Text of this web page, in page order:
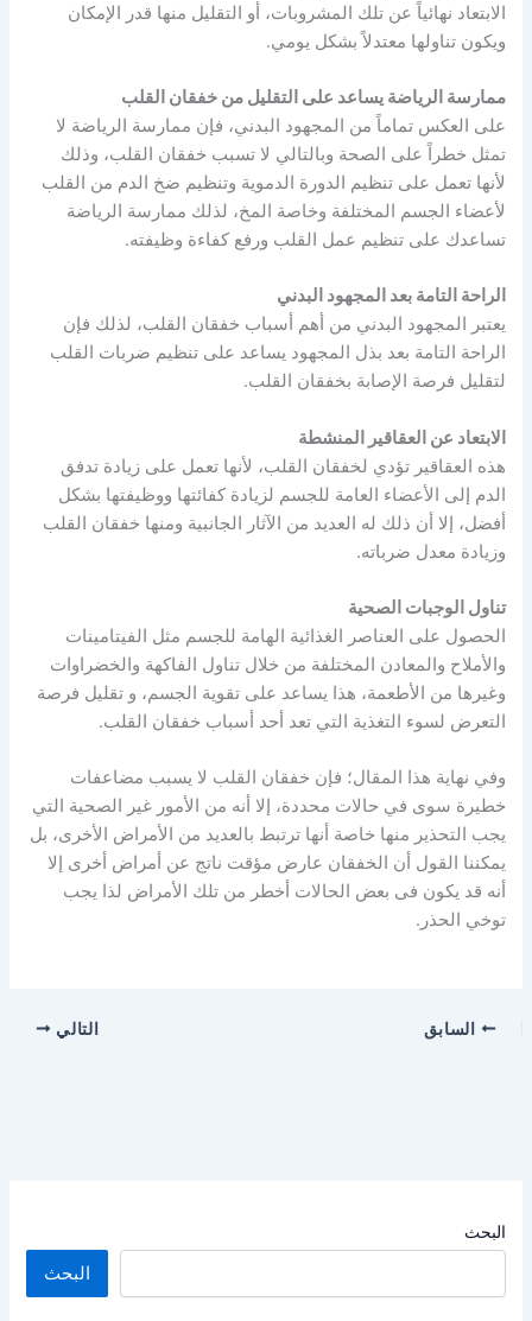
البحث
البحث
الابتعاد نهائياً عن تلك المشروبات، أو التقليل منها قدر الإمكان
ويكون تناولها معتدلاً بشكل يومي.
ممارسة الرياضة يساعد على التقليل من خفقان القلب
على العكس تماماً من المجهود البدني، فإن ممارسة الرياضة لا
تمثل خطراً على الصحة وبالتالي لا تسبب خفقان القلب، وذلك
لأنها تعمل على تنظيم الدورة الدموية وتنظيم ضخ الدم من القلب
لأعضاء الجسم المختلفة وخاصة المخ، لذلك ممارسة الرياضة
تساعدك على تنظيم عمل القلب ورفع كفاءة وظيفته.
الراحة التامة بعد المجهود البدني
يعتبر المجهود البدني من أهم أسباب خفقان القلب، لذلك فإن
الراحة التامة بعد بذل المجهود يساعد على تنظيم ضربات القلب
لتقليل فرصة الإصابة بخفقان القلب.
الابتعاد عن العقاقير المنشطة
هذه العقاقير تؤدي لخفقان القلب، لأنها تعمل على زيادة تدفق
الدم إلى الأعضاء العامة للجسم لزيادة كفائتها ووظيفتها بشكل
أفضل، إلا أن ذلك له العديد من الآثار الجانبية ومنها خفقان القلب
وزيادة معدل ضرباته.
تناول الوجبات الصحية
الحصول على العناصر الغذائية الهامة للجسم مثل الفيتامينات
والأملاح والمعادن المختلفة من خلال تناول الفاكهة والخضراوات
وغيرها من الأطعمة، هذا يساعد على تقوية الجسم، و تقليل فرصة
التعرض لسوء التغذية التي تعد أحد أسباب خفقان القلب.
وفي نهاية هذا المقال؛ فإن خفقان القلب لا يسبب مضاعفات
خطيرة سوى في حالات محددة، إلا أنه من الأمور غير الصحية التي
يجب التحذير منها خاصة أنها ترتبط بالعديد من الأمراض الأخرى، بل
يمكننا القول أن الخفقان عارض مؤقت ناتج عن أمراض أخرى إلا
أنه قد يكون فى بعض الحالات أخطر من تلك الأمراض لذا يجب
توخي الحذر.
السابق التالي